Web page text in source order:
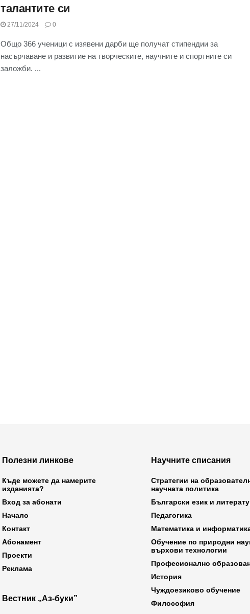
талантите си
27/11/2024 0
Общо 366 ученици с изявени дарби ще получат стипендии за
насърчаване и развитие на творческите, научните и спортните си
заложби. ...
Полезни линкове
Къде можете да намерите
изданията?
Вход за абонати
Начало
Контакт
Абонамент
Проекти
Реклама
Вестник „Аз-буки”
Научните списания
Стратегии на
научната политика
Български език и
Педагогика
Математика и
Обучение по природни
върхови технологии
Професионално
История
Чуждоезиково обучение
Философия